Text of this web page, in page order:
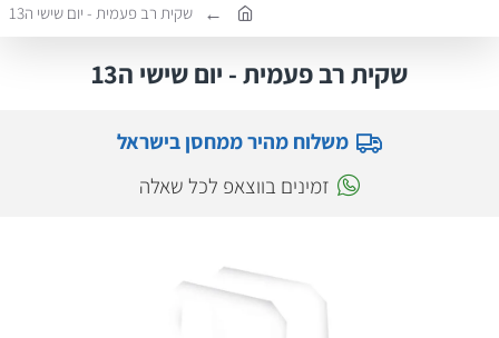
שקית רב פעמית - יום שישי ה13
שקית רב פעמית - יום שישי ה13
משלוח מהיר ממחסן בישראל
זמינים בווצאפ לכל שאלה